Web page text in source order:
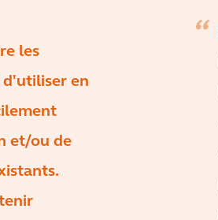
les
d'utiliser en
et/ou de